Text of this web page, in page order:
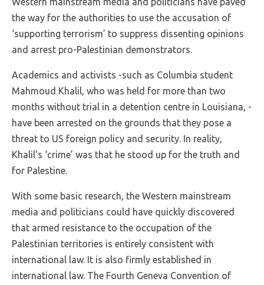
the way for the authorities to use the accusation of
‘supporting terrorism’ to suppress dissenting opinions
and arrest pro-Palestinian demonstrators.
Academics and activists -such as Columbia student
Mahmoud Khalil, who was held for more than two
months without trial in a detention centre in Louisiana, -
have been arrested on the grounds that they pose a
threat to US foreign policy and security. In reality,
Khalil's ‘crime’ was that he stood up for the truth and
for Palestine.
With some basic research, the Western mainstream
media and politicians could have quickly discovered
that armed resistance to the occupation of the
Palestinian territories is entirely consistent with
international law. It is also firmly established in
international law. The Fourth Geneva Convention of